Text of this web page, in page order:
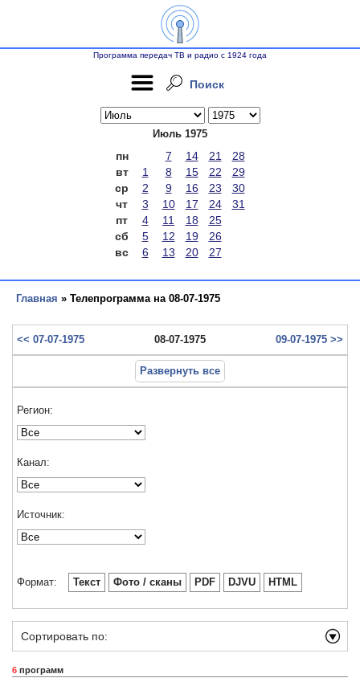
Программа передач ТВ и радио с 1924 года
Поиск
Июль 1975
пн 7 14 21
28
вт
1 8 15 22
29
ср
2 9 16 23
30
чт
3 10 17 24
31
пт
4 11 18
25
сб
5 12 19
26
вс
6 13 20 27
Главная » Телепрограмма на 08-07-1975
<< 07-07-1975 08-07-1975 09-07-1975 >>
Развернуть все
Регион:
Канал:
Источник:
Формат: Текст Фото / сканы PDF DJVU HTML
Сортировать по:
6 программ